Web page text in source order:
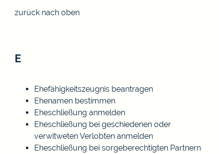
zurück nach oben
E
Ehefähigkeitszeugnis beantragen
Ehenamen bestimmen
Eheschließung anmelden
Eheschließung bei geschiedenen oder
verwitweten Verlobten anmelden
Eheschließung bei sorgeberechtigten Partnern